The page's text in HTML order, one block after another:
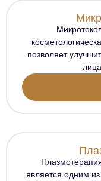
позволяет
является одним